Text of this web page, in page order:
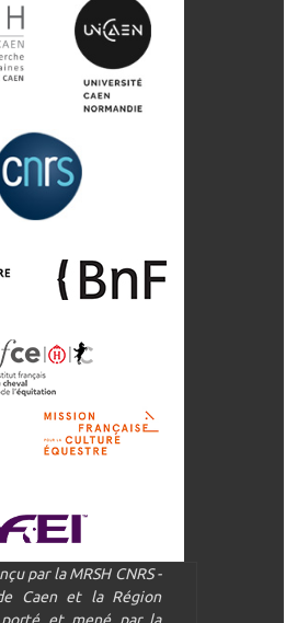
par la MRSH CNRS -
Caen et la Région